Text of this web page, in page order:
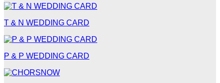
T & N WEDDING CARD
P & P WEDDING CARD